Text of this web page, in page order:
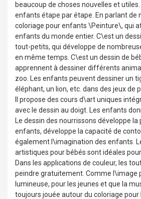
beaucoup de choses nouvelles et
enfants étape par étape. En parlant de
coloriage pour enfants \Peinture\, qui
enfants du monde entier. C\est un
tout-petits, qui développe de
en même temps. C\est un dessin de
apprennent à dessiner différents
zoo. Les enfants peuvent dessiner un
éléphant, un lion, etc. dans des jeux de
Il propose des cours d\art uniques
avec le dessin au doigt. Les enfants
Le dessin des nourrissons développe
enfants, développe la capacité de
également l\imagination des enfants.
artistiques pour bébés sont idéales
Dans les applications de couleur, les
peindre gratuitement. Comme l\image
lumineuse, pour les jeunes et que la
toujours jouée autour du coloriage pour